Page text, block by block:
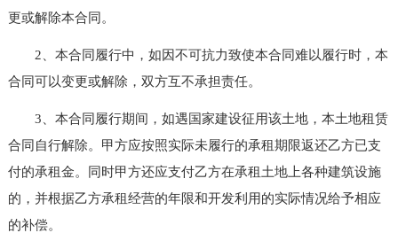
更或解除本合同。
2、本合同履行中，如因不可抗力致使本合同难以履行时，本
合同可以变更或解除，双方互不承担责任。
3、本合同履行期间，如遇国家建设征用该土地，本土地租赁
合同自行解除。甲方应按照实际未履行的承租期限返还乙方已支
付的承租金。同时甲方还应支付乙方在承租土地上各种建筑设施
的，并根据乙方承租经营的年限和开发利用的实际情况给予相应
的补偿。